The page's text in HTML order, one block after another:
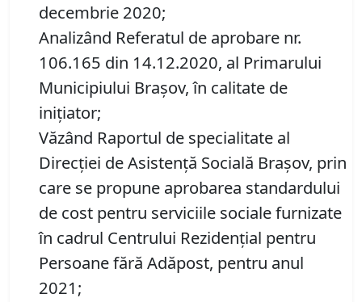
decembrie 2020;
Analizând Referatul de aprobare nr.
106.165 din 14.12.2020, al Primarului
Municipiului Brașov, în calitate de
inițiator;
Văzând Raportul de specialitate al
Direcției de Asistență Socială Brașov, prin
care se propune aprobarea standardului
de cost pentru serviciile sociale furnizate
în cadrul Centrului Rezidențial pentru
Persoane fără Adăpost, pentru anul
2021;